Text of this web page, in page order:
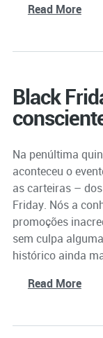
Read More
Black
Na penúltima
aconteceu o
as carteiras –
Friday. Nós a
promoções
sem culpa
histórico ainda
Read More